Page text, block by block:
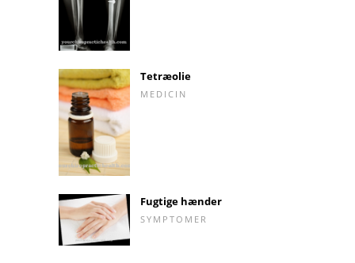
Tetræolie
MEDICIN
Fugtige hænder
SYMPTOMER